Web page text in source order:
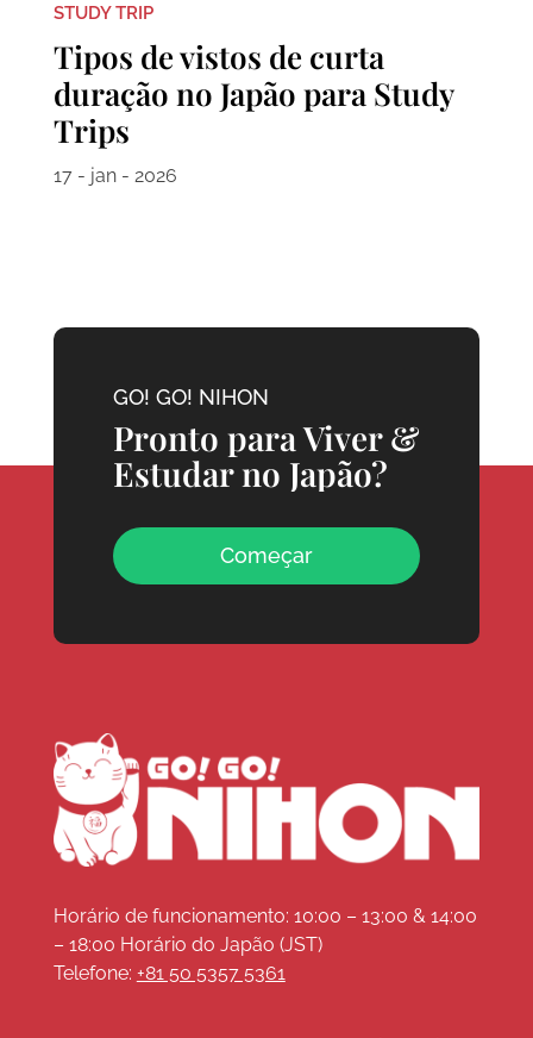
STUDY TRIP
Tipos de vistos de curta
duração no Japão para Study
Trips
17 - jan - 2026
GO! GO! NIHON
Pronto para Viver &
Estudar no Japão?
Começar
Horário de funcionamento: 10:00 – 13:00 & 14:00
– 18:00 Horário do Japão (JST)
Telefone: +81 50 5357 5361